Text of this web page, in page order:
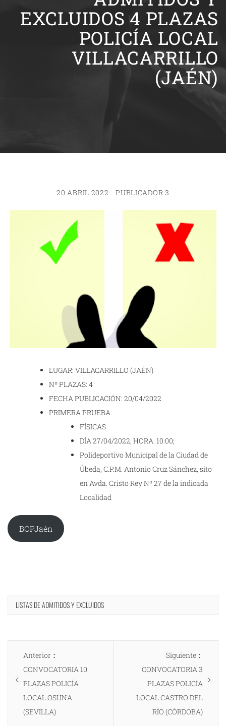
EXCLUIDOS 4 PLAZAS
POLICÍA LOCAL
VILLACARRILLO
(JAÉN)
20 ABRIL 2022 PUBLICADOR 3
LUGAR: VILLACARRILLO (JAÉN)
Nº PLAZAS: 4
FECHA PUBLICACIÓN: 20/04/2022
PRIMERA PRUEBA:
FÍSICAS
DÍA 27/04/2022; HORA: 10:00;
Polideportivo Municipal de la Ciudad de
Úbeda, C.P.M. Antonio Cruz Sánchez, sito
en Avda. Cristo Rey Nº 27 de la indicada
Localidad
BOPJaén
LISTAS DE ADMITIDOS Y EXCLUIDOS
Navegación
entradas
Anterior
anterior:
CONVOCATORIA 10
PLAZAS POLICÍA
LOCAL OSUNA
(SEVILLA)
Siguiente
CONVOCATORIA 3
PLAZAS POLICÍA
LOCAL CASTRO DEL
RÍO (CÓRDOBA)